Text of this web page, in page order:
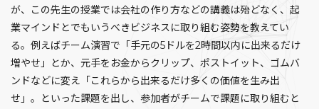
が、この先生の授業では会社の作り方などの講義は殆どなく、起
業マインドとでもいうべきビジネスに取り組む姿勢を教えてい
る。例えばチーム演習で「手元の5ドルを2時間以内に出来るだけ
増やせ」とか、元手をお金からクリップ、ポストイット、ゴムバ
ンドなどに変え「これらから出来るだけ多くの価値を生み出
せ」。といった課題を出し、参加者がチームで課題に取り組むと